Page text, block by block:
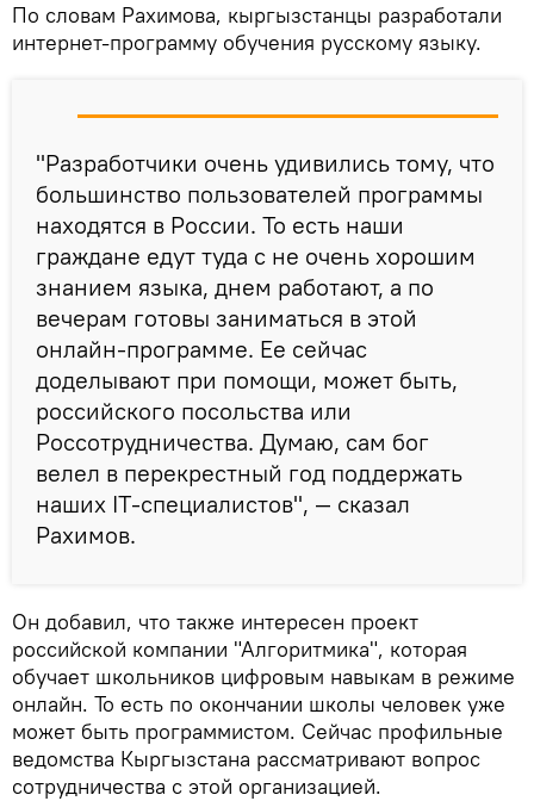
По словам Рахимова, кыргызстанцы разработали
интернет-программу обучения русскому языку.
"Разработчики очень удивились тому, что
большинство пользователей программы
находятся в России. То есть наши
граждане едут туда с не очень хорошим
знанием языка, днем работают, а по
вечерам готовы заниматься в этой
онлайн-программе. Ее сейчас
доделывают при помощи, может быть,
российского посольства или
Россотрудничества. Думаю, сам бог
велел в перекрестный год поддержать
наших IT-специалистов", — сказал
Рахимов.
Он добавил, что также интересен проект
российской компании "Алгоритмика", которая
обучает школьников цифровым навыкам в режиме
онлайн. То есть по окончании школы человек уже
может быть программистом. Сейчас профильные
ведомства Кыргызстана рассматривают вопрос
сотрудничества с этой организацией.